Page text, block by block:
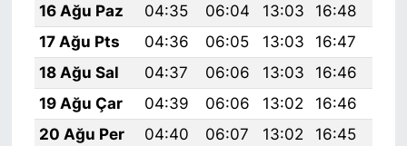
16 Ağu Paz
04:35 06:04 13:03 16:48
17 Ağu Pts
04:36 06:05 13:03 16:47
18 Ağu Sal
04:37 06:06 13:03 16:46
19 Ağu Çar
04:39 06:06 13:02 16:46
20 Ağu Per
04:40 06:07 13:02 16:45